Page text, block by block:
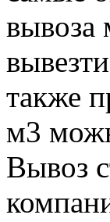
также
м3
Вывоз